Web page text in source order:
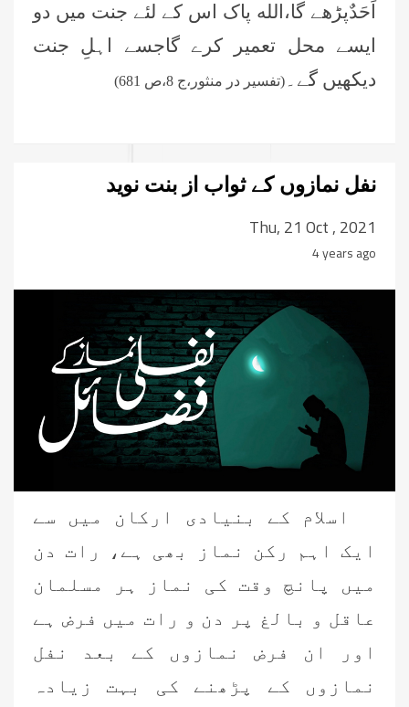
اَحَدٌپڑھے گا،الله پاک اس کے لئے جنت میں دو
ایسے محل تعمیر کرے گاجسے اہلِ جنت
دیکھیں گے۔ (تفسیر در منثور،ج 8،ص 681)
نفل نمازوں کے ثواب از بنت نوید
Thu, 21 Oct , 2021
4 years ago
اسلام کے بنیادی ارکان میں سے
ایک اہم رکن نماز بھی ہے، رات دن
میں پانچ وقت کی نماز ہر مسلمان
عاقل و بالغ پر دن و رات میں فرض ہے
اور ان فرض نمازوں کے بعد نفل
نمازوں کے پڑھنے کی بہت زیادہ